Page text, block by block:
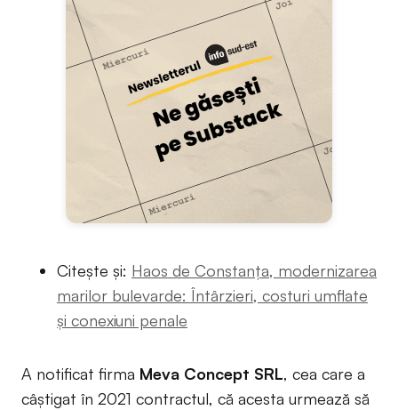
Citește și: Haos de Constanța, modernizarea
marilor bulevarde: Întârzieri, costuri umflate
și conexiuni penale
A notificat firma Meva Concept SRL, cea care a
câștigat în 2021 contractul, că acesta urmează să